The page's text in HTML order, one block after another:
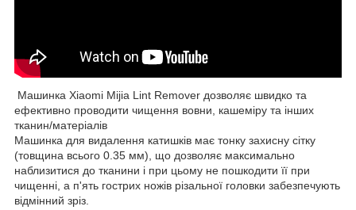
Машинка Xiaomi Mijia Lint Remover дозволяє швидко та
ефективно проводити чищення вовни, кашеміру та інших
тканин/матеріалів
Машинка для видалення катишків має тонку захисну сітку
(товщина всього 0.35 мм), що дозволяє максимально
наблизитися до тканини і при цьому не пошкодити її при
чищенні, а п'ять гострих ножів різальної головки забезпечують
відмінний зріз.